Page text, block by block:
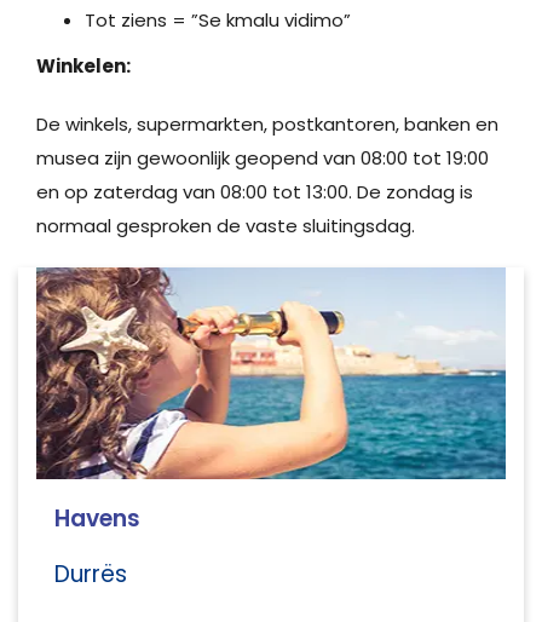
Tot ziens = ”Se kmalu vidimo”
Winkelen:
De winkels, supermarkten, postkantoren, banken en
musea zijn gewoonlijk geopend van 08:00 tot 19:00
en op zaterdag van 08:00 tot 13:00. De zondag is
normaal gesproken de vaste sluitingsdag.
Havens
Durrës